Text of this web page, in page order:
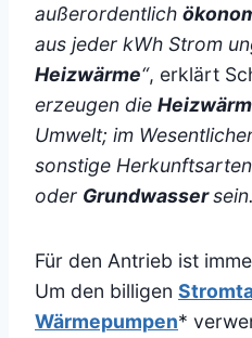
außerordentlich
aus jeder kWh Strom
Heizwärme“, erklärt
erzeugen die
Umwelt; im
sonstige
oder Grundwasser
Für den Antrieb ist
Um den billigen
Wärmepumpen*